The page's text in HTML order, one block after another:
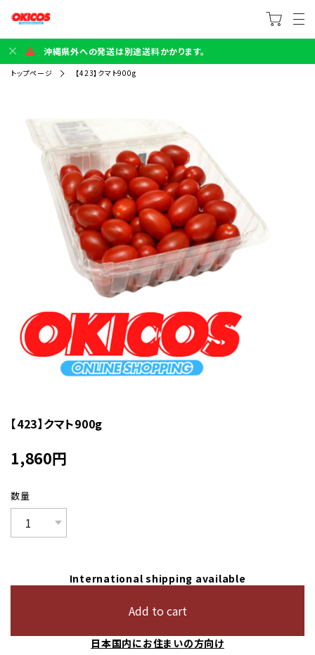
沖縄県外への発送は別途送料かかります。
トップページ 【423】クマト900g
【423】クマト900g
1,860円
数量
International shipping available
Add to cart
日本国内にお住まいの方向け